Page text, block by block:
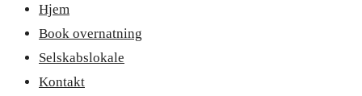
Hjem
Book overnatning
Selskabslokale
Kontakt